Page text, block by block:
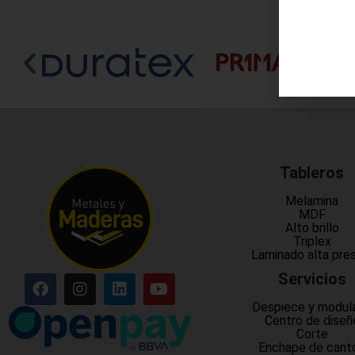
Tableros
Melamina
MDF
Alto brillo
Triplex
Laminado alta
Servicios
Despiece y
Centro de
Corte
Enchape de